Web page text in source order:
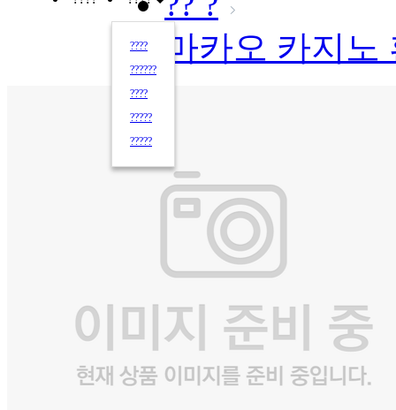
????
??????
????
?????
?????
마카오 카지